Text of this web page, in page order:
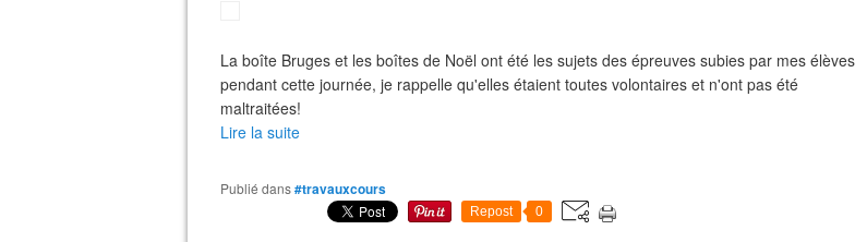
La boîte Bruges et les boîtes de Noël ont été les sujets des épreuves subies par mes élèves
pendant cette journée, je rappelle qu'elles étaient toutes volontaires et n'ont pas été
maltraitées!
Lire la suite
Publié dans#travauxcours
Repost 0